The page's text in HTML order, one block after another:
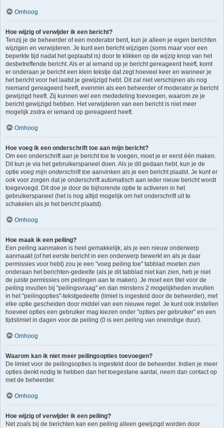
Omhoog
Hoe wijzig of verwijder ik een bericht?
Tenzij je de beheerder of een moderator bent, kun je alleen je eigen berichten
wijzigen en verwijderen. Je kunt een bericht wijzigen (soms maar voor een
beperkte tijd nadat het geplaatst is) door te klikken op de wijzig knop van het
desbetreffende bericht. Als er al iemand op je bericht gereageerd heeft, komt
er onderaan je bericht een klein tekstje dat zegt hoeveel keer en wanneer je
het bericht voor het laatst je gewijzigd hebt. Dit zal niet verschijnen als nog
niemand gereageerd heeft, evenmin als een beheerder of moderator je bericht
gewijzigd heeft. Zij kunnen wel een mededeling toevoegen, waarom ze je
bericht gewijzigd hebben. Het verwijderen van een bericht is niet meer
mogelijk zodra er iemand op gereageerd heeft.
Omhoog
Hoe voeg ik een onderschrift toe aan mijn bericht?
Om een onderschrift aan je bericht toe te voegen, moet je er eerst één maken.
Dit kun je via het gebruikerspaneel doen. Als je dit gedaan hebt, kun je de
optie voeg mijn onderschrift toe aanvinken als je een bericht plaatst. Je kunt er
ook voor zorgen dat je onderschrift automatisch aan ieder nieuw bericht wordt
toegevoegd. Dit doe je door de bijhorende optie te activeren in het
gebruikerspaneel (het is nog altijd mogelijk om het onderschrift uit te
schakelen als je het bericht plaatst).
Omhoog
Hoe maak ik een peiling?
Een peiling aanmaken is heel gemakkelijk, als je een nieuw onderwerp
aanmaakt (of het eerste bericht in een onderwerp bewerkt en als je daar
permissies voor hebt) zou je een "voeg peiling toe" tabblad moeten zien
onderaan het berichten-gedeelte (als je dit tabblad niet kan zien, heb je niet
de juiste permissies om peilingen aan te maken). Je moet een titel voor de
peiling invullen bij "peilingsvraag" en dan minstens 2 mogelijkheden invullen
in het "peilingopties"-tekstgedeelte (limiet is ingesteld door de beheerder), met
elke optie gescheiden door middel van een nieuwe regel. Je kunt ook instellen
hoeveel opties een gebruiker mag kiezen onder "opties per gebruiker" en een
tijdslimiet in dagen voor de peiling (0 is een peiling van oneindige duur).
Omhoog
Waarom kan ik niet meer peilingsopties toevoegen?
De limiet voor de peilingsopties is ingesteld door de beheerder. Indien je meer
opties denkt nodig te hebben dan het toegestane aantal, neem dan contact op
met de beheerder.
Omhoog
Hoe wijzig of verwijder ik een peiling?
Net zoals bij de berichten kan een peiling alleen gewijzigd worden door